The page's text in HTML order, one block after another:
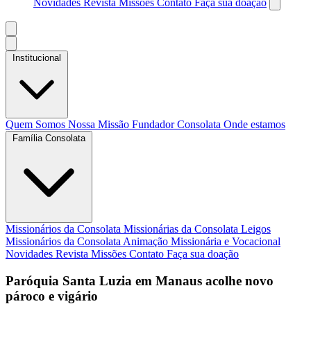
Novidades Revista Missões Contato Faça sua doação
Institucional
Quem Somos Nossa Missão FundadorConsolata Onde estamos
Família Consolata
Missionários da Consolata Missionárias da Consolata Leigos
Missionários da Consolata Animação Missionária e Vocacional
Novidades Revista Missões Contato Faça sua doação
Paróquia Santa Luzia em Manaus acolhe novo
pároco e vigário